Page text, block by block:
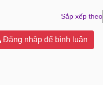
Sắp xếp theo
Đăng nhập để bình luận